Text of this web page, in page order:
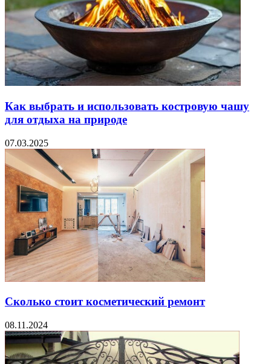
Как выбрать и использовать костровую чашу
для отдыха на природе
07.03.2025
Сколько стоит косметический ремонт
08.11.2024